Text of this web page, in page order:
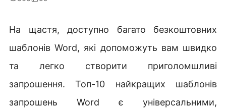
На щастя, доступно багато безкоштовних
шаблонів Word, які допоможуть вам швидко
та легко створити приголомшливі
запрошення. Топ-10 найкращих шаблонів
запрошень Word є універсальними,